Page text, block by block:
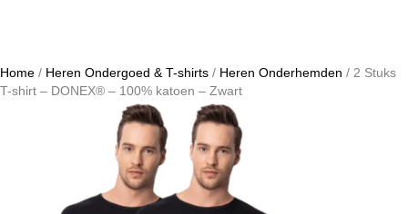
Home / Heren Ondergoed & T-shirts / Heren Onderhemden / 2 Stuks
T-shirt – DONEX® – 100% katoen – Zwart